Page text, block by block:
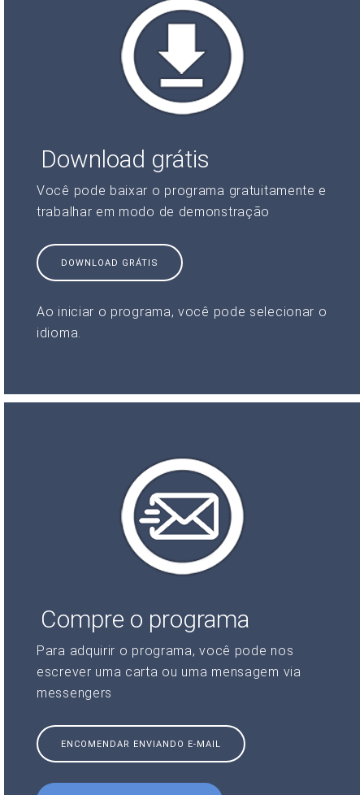
Download grátis
Você pode baixar o programa gratuitamente e
trabalhar em modo de demonstração
DOWNLOAD GRÁTIS
Ao iniciar o programa, você pode selecionar o
idioma.
Compre o programa
Para adquirir o programa, você pode nos
escrever uma carta ou uma mensagem via
messengers
ENCOMENDAR ENVIANDO E-MAIL